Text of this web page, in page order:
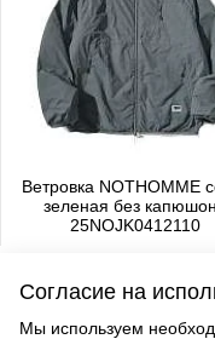
Ветровка NOTHOMME
зеленая без
25NOJK0412110
Согласие на
Мы используем